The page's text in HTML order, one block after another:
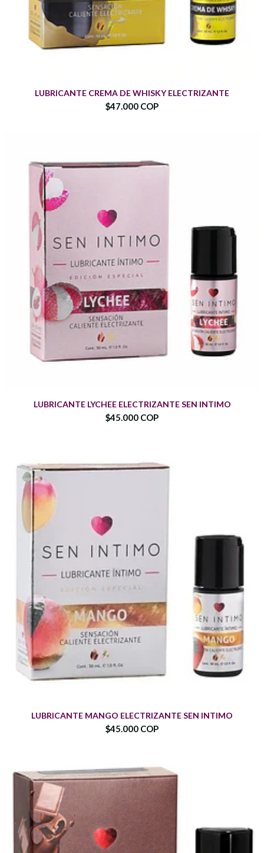
LUBRICANTE CREMA DE WHISKY ELECTRIZANTE
$47.000 COP
LUBRICANTE LYCHEE ELECTRIZANTE SEN INTIMO
$45.000 COP
LUBRICANTE MANGO ELECTRIZANTE SEN INTIMO
$45.000 COP